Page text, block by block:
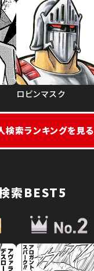
ロビンマスク
検索ランキングを見る
検索BEST5